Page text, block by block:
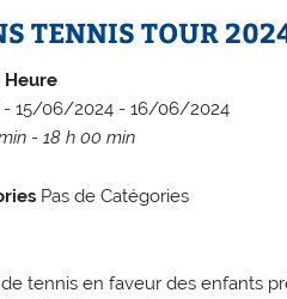
TENNIS TOUR
- 15/06/2024 - 16/06/2024
- 18 h 00 min
Pas de Catégories
tennis en faveur des enfants